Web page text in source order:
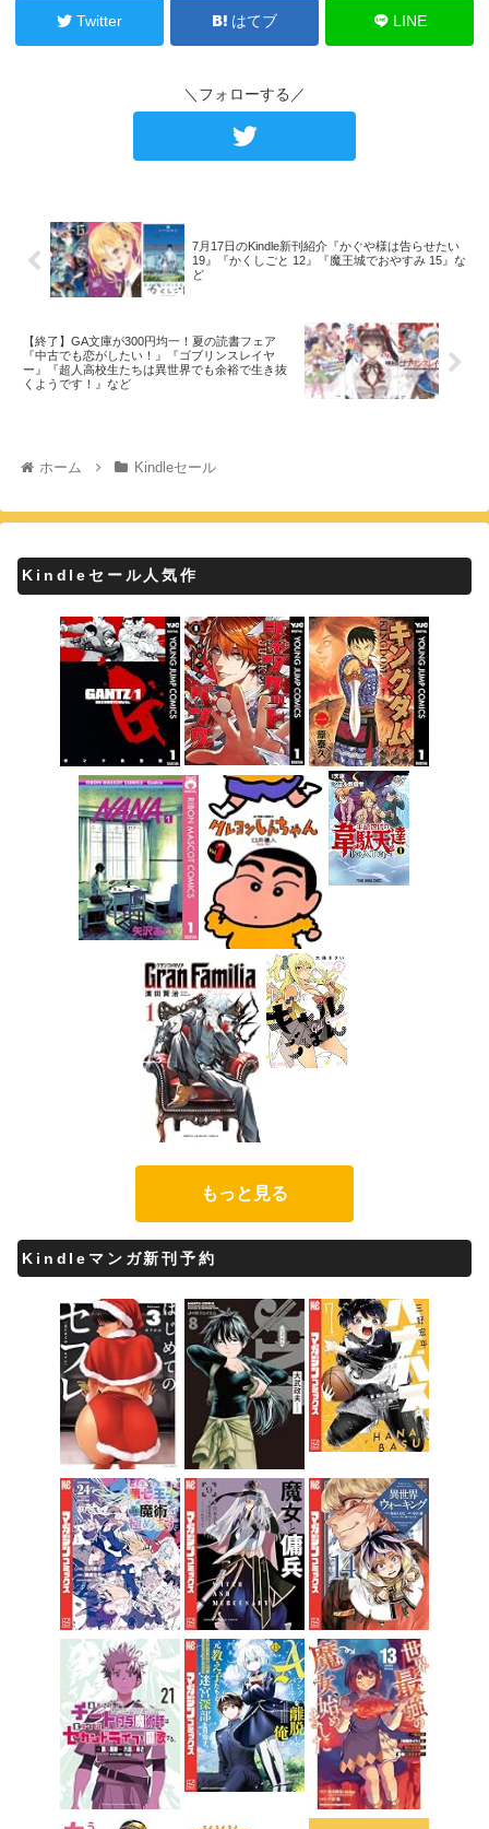
Twitter はてブ LINE
＼フォローする／
7月17日のKindle新刊紹介『かぐや様は告らせたい
19』『かくしごと 12』『魔王城でおやすみ 15』な
ど
【終了】GA文庫が300円均一！夏の読書フェア
『中古でも恋がしたい！』『ゴブリンスレイヤ
ー』『超人高校生たちは異世界でも余裕で生き抜
くようです！』など
ホーム Kindleセール
Kindleセール人気作
もっと見る
Kindleマンガ新刊予約